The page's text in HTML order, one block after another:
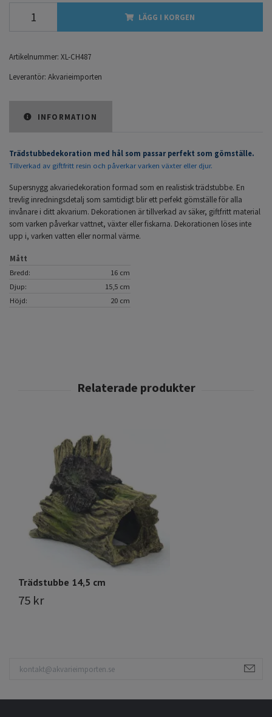
LÄGG I KORGEN
Artikelnummer: XL-CH487
Leverantör: Akvarieimporten
INFORMATION
Trädstubbedekoration med hål som passar perfekt som gömställe.
Tillverkad av giftfritt resin och påverkar varken växter eller djur.
Supersnygg akvariedekoration formad som en realistisk trädstubbe. En
trevlig inredningsdetalj som samtidigt blir ett perfekt gömställe för alla
invånare i ditt akvarium. Dekorationen är tillverkad av säker, giftfritt material
som varken påverkar vattnet, växter eller fiskarna. Dekorationen löses inte
upp i, varken vatten eller normal värme.
Mått
Bredd:
16 cm
Djup:
15,5 cm
Höjd:
20 cm
Trädstubbe 14,5 cm
75 kr